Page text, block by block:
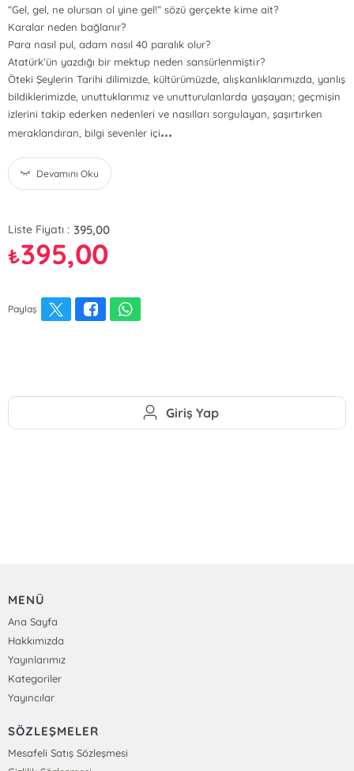
“Gel, gel, ne olursan ol yine gel!” sözü gerçekte kime ait?
Karalar neden bağlanır?
Para nasıl pul, adam nasıl 40 paralık olur?
Atatürk’ün yazdığı bir mektup neden sansürlenmiştir?
Öteki Şeylerin Tarihi dilimizde, kültürümüzde, alışkanlıklarımızda, yanlış
bildiklerimizde, unuttuklarımız ve unutturulanlarda yaşayan; geçmişin
izlerini takip ederken nedenleri ve nasılları sorgulayan, şaşırtırken
meraklandıran, bilgi sevenler içi...
Devamını Oku
Liste Fiyatı : 395,00
₺395,00
Paylaş
Giriş Yap
MENÜ
Ana Sayfa
Hakkımızda
Yayınlarımız
Kategoriler
Yayıncılar
SÖZLEŞMELER
Mesafeli Satış Sözleşmesi